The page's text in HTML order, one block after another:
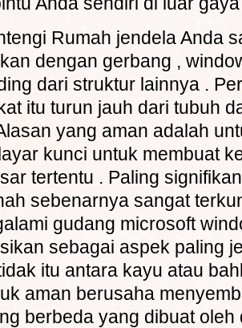
Rumah jendela Anda
dengan gerbang ,
dari struktur lainnya .
itu turun jauh dari tubuh
yang aman adalah
kunci untuk membuat
tertentu . Paling
sebenarnya sangat
gudang microsoft
sebagai aspek paling
itu antara kayu atau
aman berusaha
berbeda yang dibuat